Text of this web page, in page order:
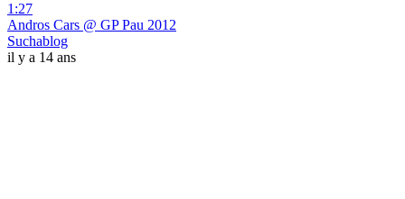
1:27
Andros Cars @ GP Pau 2012
Suchablog
il y a 14 ans